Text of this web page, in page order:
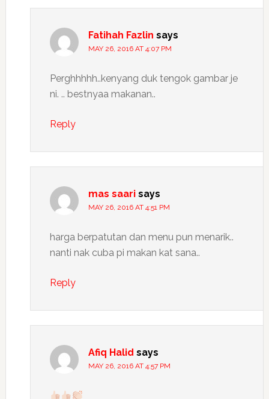
Fatihah Fazlin says
MAY 26, 2016 AT 4:07 PM
Perghhhhh..kenyang duk tengok gambar je
ni. .. bestnyaa makanan..
Reply
mas saari says
MAY 26, 2016 AT 4:51 PM
harga berpatutan dan menu pun menarik..
nanti nak cuba pi makan kat sana..
Reply
Afiq Halid says
MAY 26, 2016 AT 4:57 PM